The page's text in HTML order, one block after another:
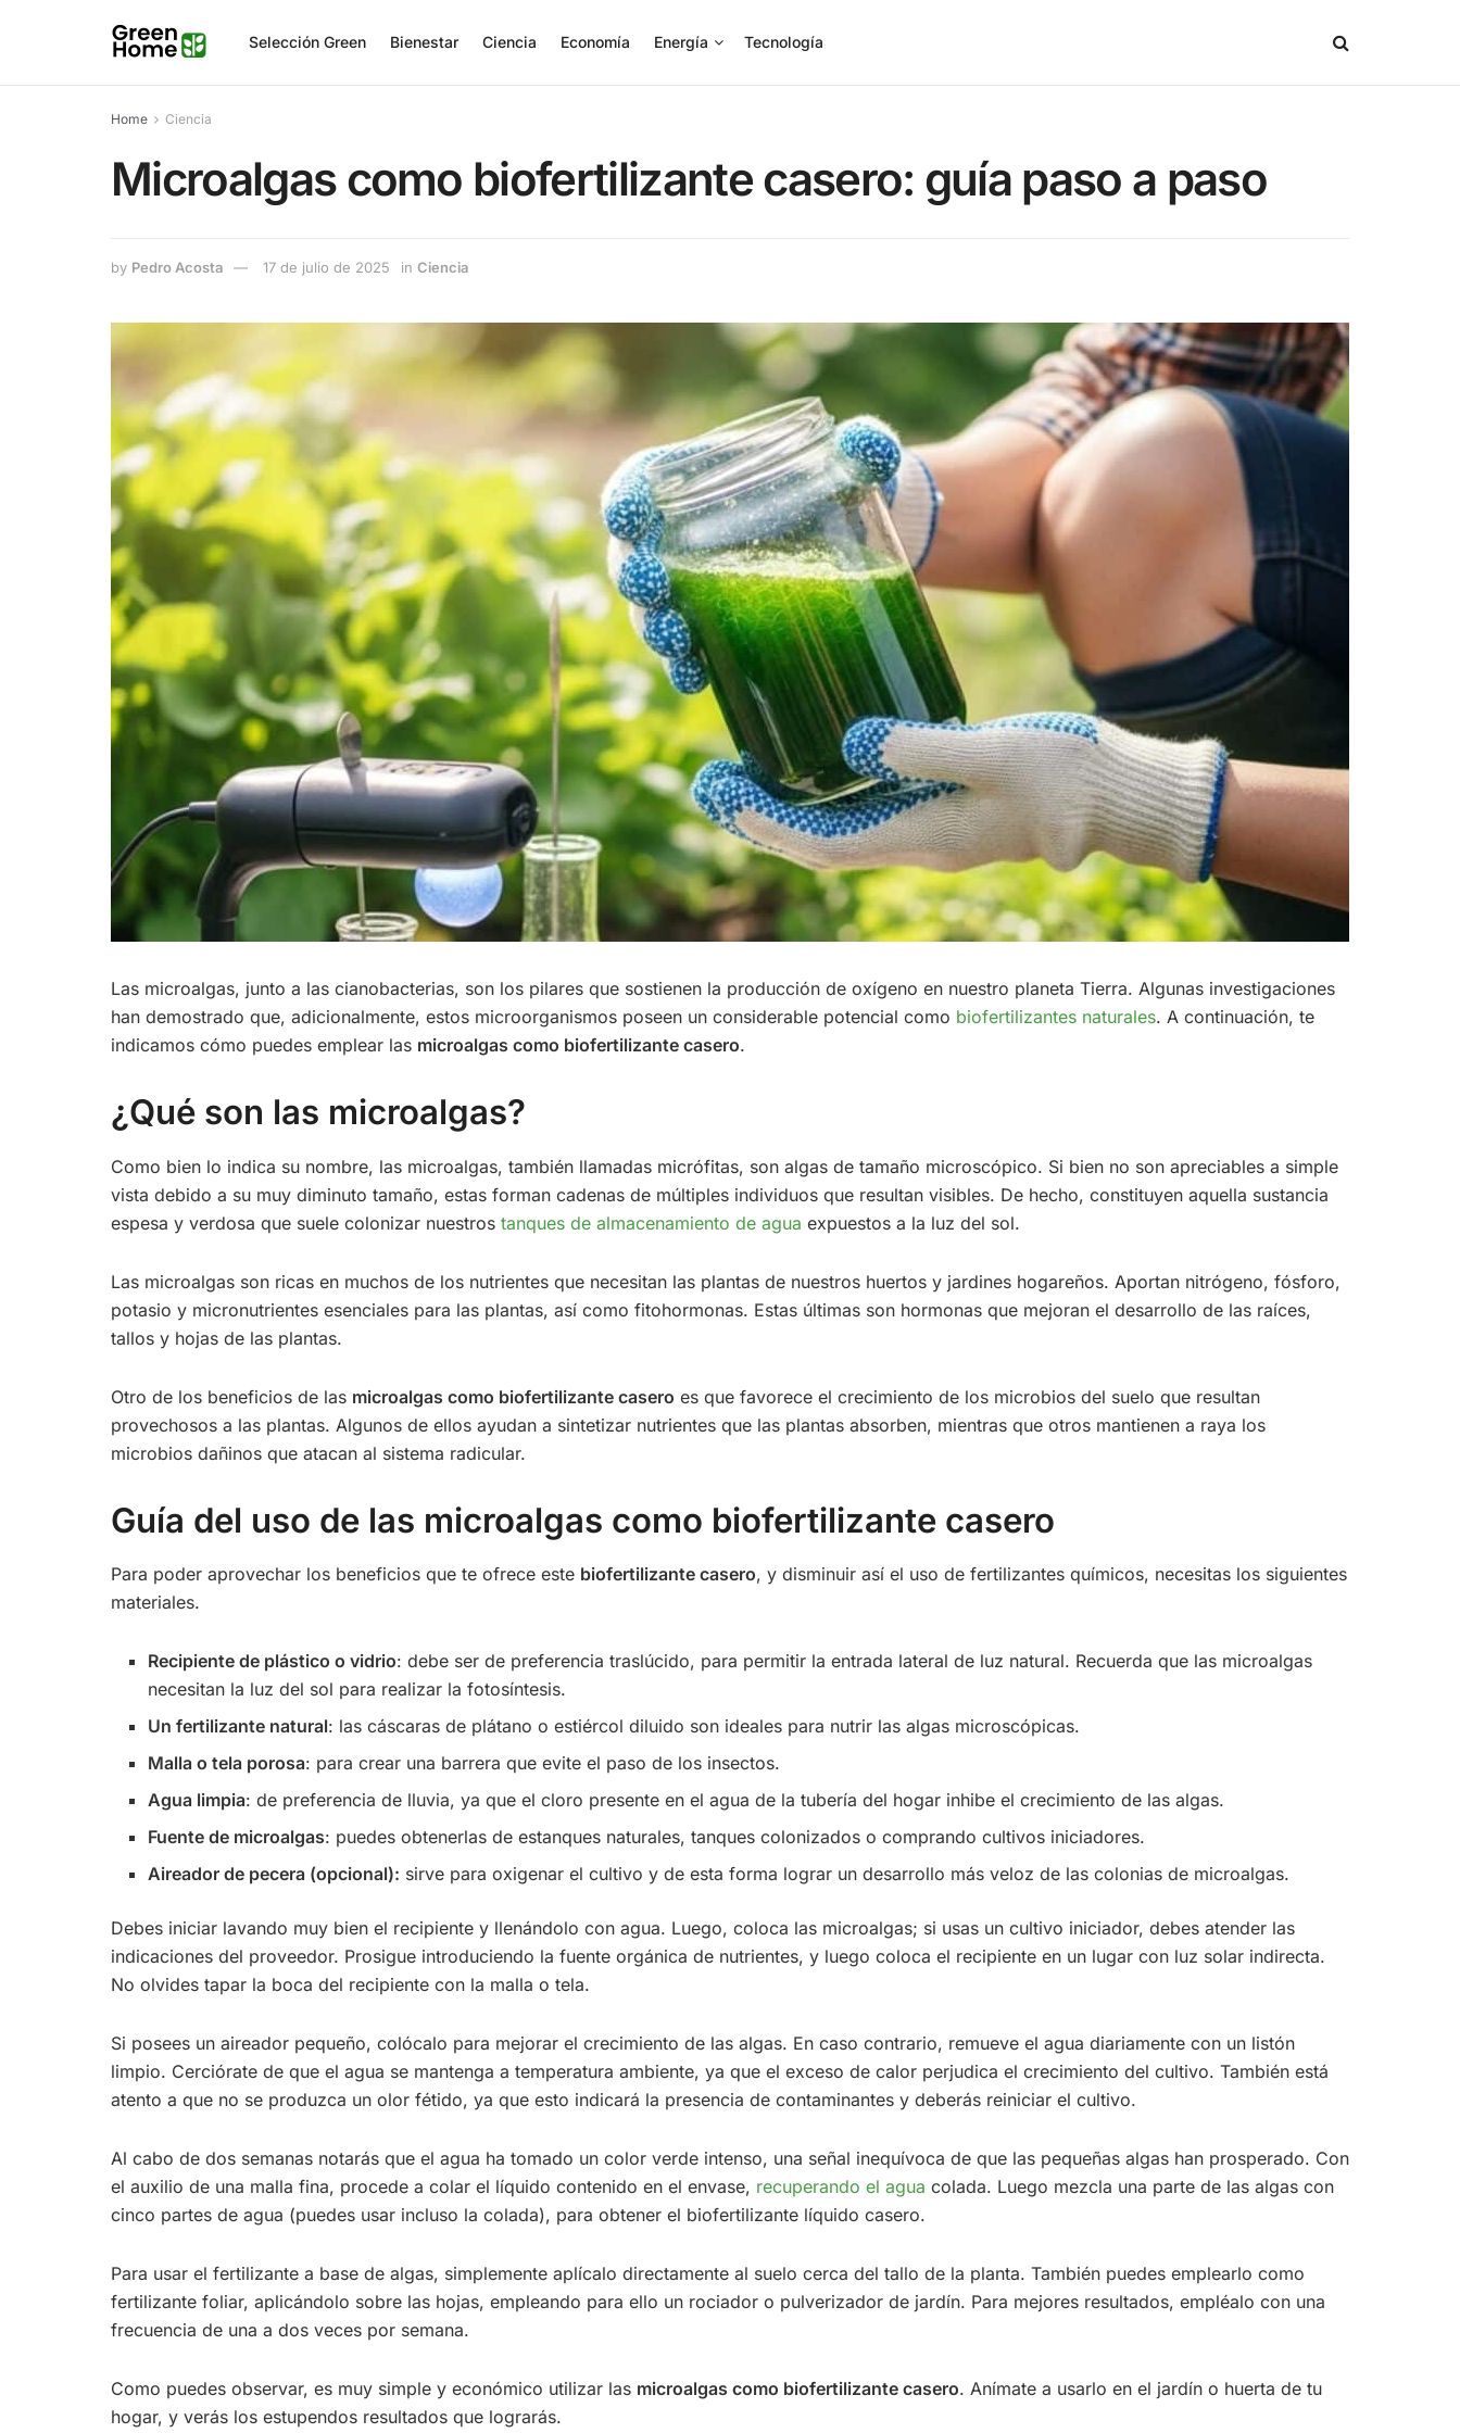
Selección Green Bienestar Ciencia Economía Energía Tecnología
Home Ciencia
Microalgas como biofertilizante casero: guía paso a paso
by Pedro Acosta 17 de julio de 2025 in Ciencia
Las microalgas, junto a las cianobacterias, son los pilares que sostienen la producción de oxígeno en nuestro planeta Tierra. Algunas investigaciones
han demostrado que, adicionalmente, estos microorganismos poseen un considerable potencial como biofertilizantes naturales. A continuación, te
indicamos cómo puedes emplear las microalgas como biofertilizante casero.
¿Qué son las microalgas?
Como bien lo indica su nombre, las microalgas, también llamadas micrófitas, son algas de tamaño microscópico. Si bien no son apreciables a simple
vista debido a su muy diminuto tamaño, estas forman cadenas de múltiples individuos que resultan visibles. De hecho, constituyen aquella sustancia
espesa y verdosa que suele colonizar nuestros tanques de almacenamiento de agua expuestos a la luz del sol.
Las microalgas son ricas en muchos de los nutrientes que necesitan las plantas de nuestros huertos y jardines hogareños. Aportan nitrógeno, fósforo,
potasio y micronutrientes esenciales para las plantas, así como fitohormonas. Estas últimas son hormonas que mejoran el desarrollo de las raíces,
tallos y hojas de las plantas.
Otro de los beneficios de las microalgas como biofertilizante casero es que favorece el crecimiento de los microbios del suelo que resultan
provechosos a las plantas. Algunos de ellos ayudan a sintetizar nutrientes que las plantas absorben, mientras que otros mantienen a raya los
microbios dañinos que atacan al sistema radicular.
Guía del uso de las microalgas como biofertilizante casero
Para poder aprovechar los beneficios que te ofrece este biofertilizante casero, y disminuir así el uso de fertilizantes químicos, necesitas los siguientes
materiales.
Recipiente de plástico o vidrio: debe ser de preferencia traslúcido, para permitir la entrada lateral de luz natural. Recuerda que las microalgas
necesitan la luz del sol para realizar la fotosíntesis.
Un fertilizante natural: las cáscaras de plátano o estiércol diluido son ideales para nutrir las algas microscópicas.
Malla o tela porosa: para crear una barrera que evite el paso de los insectos.
Agua limpia: de preferencia de lluvia, ya que el cloro presente en el agua de la tubería del hogar inhibe el crecimiento de las algas.
Fuente de microalgas: puedes obtenerlas de estanques naturales, tanques colonizados o comprando cultivos iniciadores.
Aireador de pecera (opcional): sirve para oxigenar el cultivo y de esta forma lograr un desarrollo más veloz de las colonias de microalgas.
Debes iniciar lavando muy bien el recipiente y llenándolo con agua. Luego, coloca las microalgas; si usas un cultivo iniciador, debes atender las
indicaciones del proveedor. Prosigue introduciendo la fuente orgánica de nutrientes, y luego coloca el recipiente en un lugar con luz solar indirecta.
No olvides tapar la boca del recipiente con la malla o tela.
Si posees un aireador pequeño, colócalo para mejorar el crecimiento de las algas. En caso contrario, remueve el agua diariamente con un listón
limpio. Cerciórate de que el agua se mantenga a temperatura ambiente, ya que el exceso de calor perjudica el crecimiento del cultivo. También está
atento a que no se produzca un olor fétido, ya que esto indicará la presencia de contaminantes y deberás reiniciar el cultivo.
Al cabo de dos semanas notarás que el agua ha tomado un color verde intenso, una señal inequívoca de que las pequeñas algas han prosperado. Con
el auxilio de una malla fina, procede a colar el líquido contenido en el envase, recuperando el agua colada. Luego mezcla una parte de las algas con
cinco partes de agua (puedes usar incluso la colada), para obtener el biofertilizante líquido casero.
Para usar el fertilizante a base de algas, simplemente aplícalo directamente al suelo cerca del tallo de la planta. También puedes emplearlo como
fertilizante foliar, aplicándolo sobre las hojas, empleando para ello un rociador o pulverizador de jardín. Para mejores resultados, empléalo con una
frecuencia de una a dos veces por semana.
Como puedes observar, es muy simple y económico utilizar las microalgas como biofertilizante casero. Anímate a usarlo en el jardín o huerta de tu
hogar, y verás los estupendos resultados que lograrás.